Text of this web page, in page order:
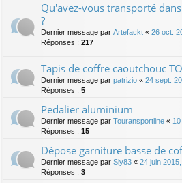
Qu'avez-vous transporté
?
Dernier message par Artefackt « 26 oct.
Réponses : 217
Tapis de coffre caoutchouc
Dernier message par patrizio « 24 sept.
Réponses : 5
Pedalier aluminium
Dernier message par Touransportline «
Réponses : 15
Dépose garniture basse de
Dernier message par Sly83 « 24 juin
Réponses : 3